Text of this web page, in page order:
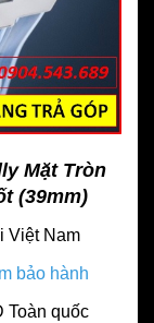
Mặt Tròn
(39mm)
Việt Nam
bảo hành
Toàn quốc